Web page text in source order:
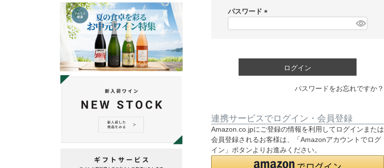
)
パスワード
ログイン
パスワードをお忘れですか？
連携サービスでログイン・会員登録
Amazon.co.jpにご登録の情報を利用してログインまたは
会員登録されるお客様は、「Amazonアカウントでログ
イン」ボタンよりお進みください。